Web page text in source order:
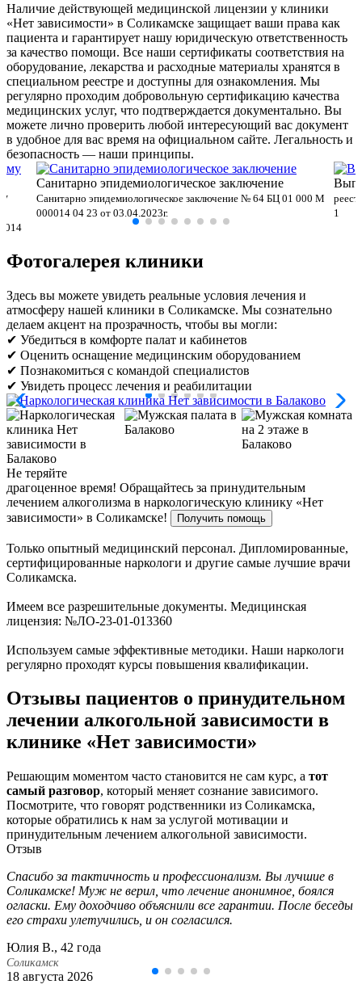
Наличие действующей медицинской лицензии у клиники
«Нет зависимости» в Соликамске защищает ваши права как
пациента и гарантирует нашу юридическую ответственность
за качество помощи. Все наши сертификаты соответствия на
оборудование, лекарства и расходные материалы хранятся в
специальном реестре и доступны для ознакомления. Мы
регулярно проходим добровольную сертификацию качества
медицинских услуг, что подтверждается документально. Вы
можете лично проверить любой интересующий вас документ
в удобное для вас время на официальном сайте. Легальность и
безопасность — наши принципы.
Санитарно эпидемиологическое заключение
Санитарно эпидемиологическое заключение № 64 БЦ 01 000 М
000014 04 23 от 03.04.2023г.
1
Фотогалерея клиники
Здесь вы можете увидеть реальные условия лечения и
атмосферу нашей клиники в Соликамске. Мы сознательно
делаем акцент на прозрачность, чтобы вы могли:
✔ Убедиться в комфорте палат и кабинетов
✔ Оценить оснащение медицинским оборудованием
✔ Познакомиться с командой специалистов
✔ Увидеть процесс лечения и реабилитации
Не теряйте
драгоценное время! Обращайтесь за принудительным
лечением алкоголизма в наркологическую клинику «Нет
зависимости» в Соликамске!
Получить помощь
Только опытный медицинский персонал. Дипломированные,
сертифицированные наркологи и другие самые лучшие врачи
Соликамска.
Имеем все разрешительные документы. Медицинская
лицензия: №ЛО-23-01-013360
Используем самые эффективные методики. Наши наркологи
регулярно проходят курсы повышения квалификации.
Отзывы пациентов о принудительном
лечении алкогольной зависимости в
клинике «Нет зависимости»
Решающим моментом часто становится не сам курс, а тот
самый разговор, который меняет сознание зависимого.
Посмотрите, что говорят родственники из Соликамска,
которые обратились к нам за услугой мотивации и
принудительным лечением алкогольной зависимости.
Отзыв
Спасибо за тактичность и профессионализм. Вы лучшие в
Соликамске! Муж не верил, что лечение анонимное, боялся
огласки. Ему доходчиво объяснили все гарантии. После беседы
его страхи улетучились, и он согласился.
Юлия В., 42 года
Соликамск
18 августа 2026